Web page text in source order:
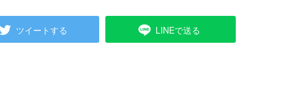
ツイートする LINEで送る